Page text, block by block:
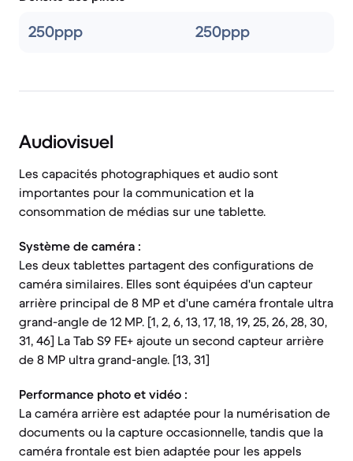
250ppp 250ppp
Audiovisuel
Les capacités photographiques et audio sont
importantes pour la communication et la
consommation de médias sur une tablette.
Système de caméra :
Les deux tablettes partagent des configurations de
caméra similaires. Elles sont équipées d'un capteur
arrière principal de 8 MP et d'une caméra frontale ultra
grand-angle de 12 MP. [1, 2, 6, 13, 17, 18, 19, 25, 26, 28, 30,
31, 46] La Tab S9 FE+ ajoute un second capteur arrière
de 8 MP ultra grand-angle. [13, 31]
Performance photo et vidéo :
La caméra arrière est adaptée pour la numérisation de
documents ou la capture occasionnelle, tandis que la
caméra frontale est bien adaptée pour les appels